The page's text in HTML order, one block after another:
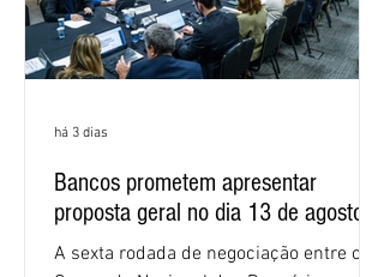
Bancos prometem apresentar
proposta geral no dia 13 de agosto
A sexta rodada de negociação entre o
há 3 dias